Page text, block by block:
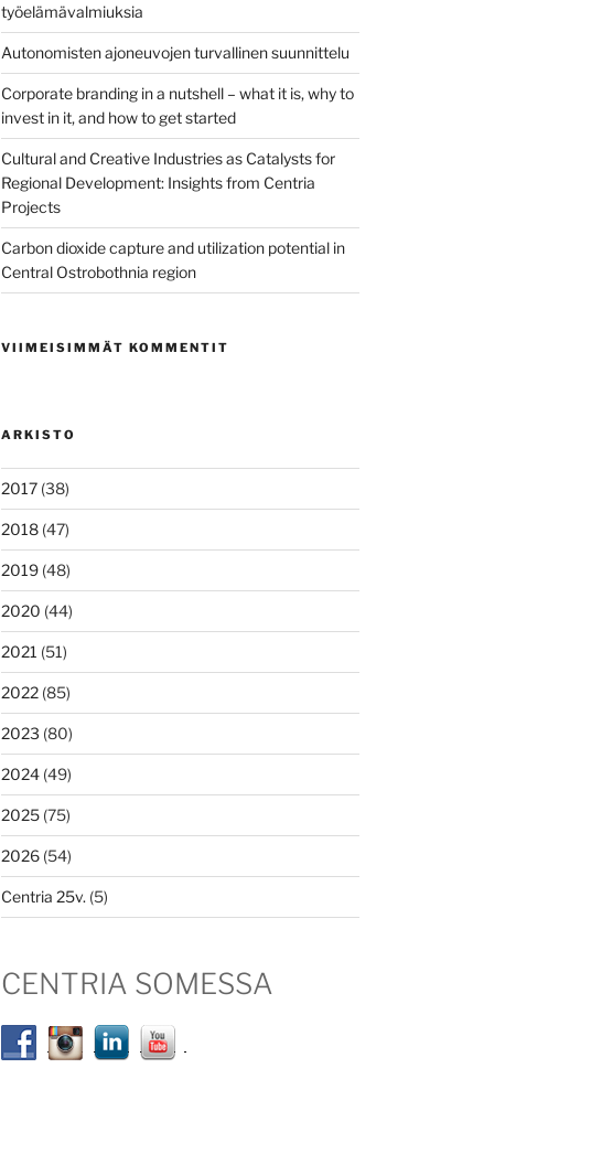
työelämävalmiuksia
Autonomisten ajoneuvojen turvallinen suunnittelu
Corporate branding in a nutshell – what it is, why to
invest in it, and how to get started
Cultural and Creative Industries as Catalysts for
Regional Development: Insights from Centria
Projects
Carbon dioxide capture and utilization potential in
Central Ostrobothnia region
VIIMEISIMMÄT KOMMENTIT
ARKISTO
2017(38)
2018(47)
2019(48)
2020 (44)
2021 (51)
2022(85)
2023 (80)
2024(49)
2025(75)
2026(54)
Centria 25v. (5)
CENTRIA SOMESSA